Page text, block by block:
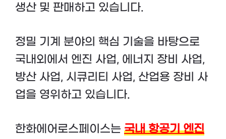
생산 및 판매하고 있습니다.
정밀 기계 분야의 핵심 기술을 바탕으로
국내외에서 엔진 사업, 에너지 장비 사업,
방산 사업, 시큐리티 사업, 산업용 장비 사
업을 영위하고 있습니다.
한화에어로스페이스는 국내 항공기 엔진